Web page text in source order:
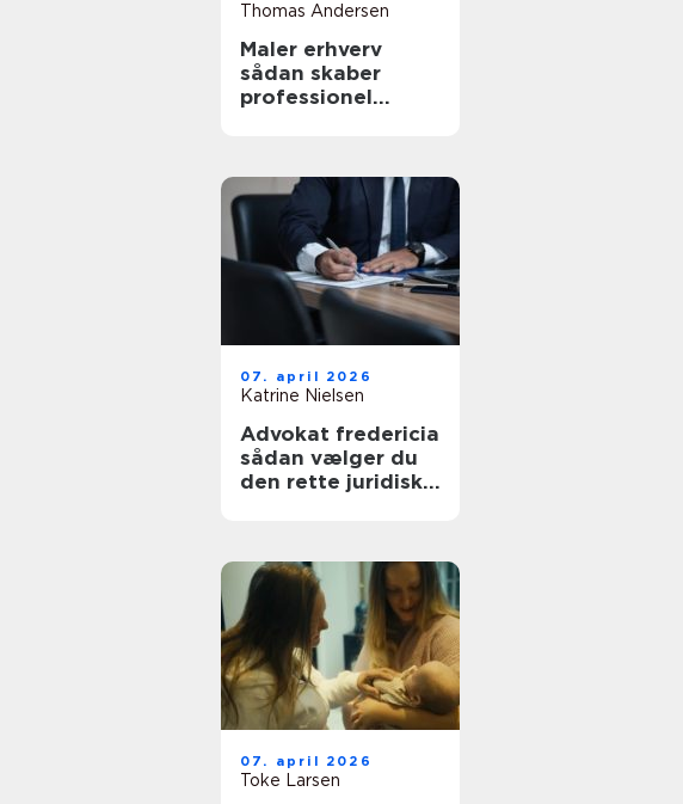
Thomas Andersen
Maler erhverv
sådan skaber
professionel
07. april 2026
Katrine Nielsen
Advokat fredericia
sådan vælger du
den rette juridiske
07. april 2026
Toke Larsen